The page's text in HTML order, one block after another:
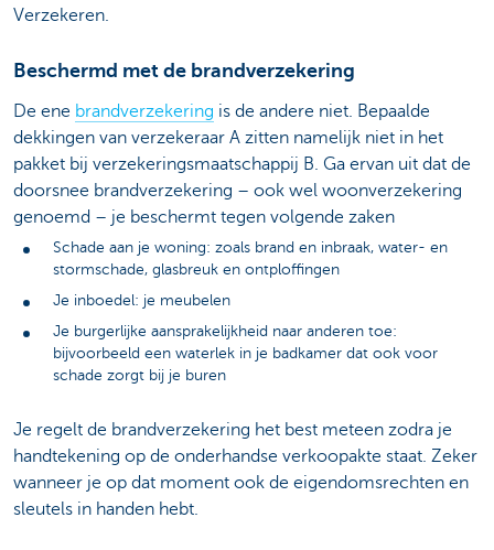
Verzekeren.
Beschermd met de brandverzekering
De ene brandverzekering is de andere niet. Bepaalde
dekkingen van verzekeraar A zitten namelijk niet in het
pakket bij verzekeringsmaatschappij B. Ga ervan uit dat de
doorsnee brandverzekering – ook wel woonverzekering
genoemd – je beschermt tegen volgende zaken
Schade aan je woning: zoals brand en inbraak, water- en
stormschade, glasbreuk en ontploffingen
Je inboedel: je meubelen
Je burgerlijke aansprakelijkheid naar anderen toe:
bijvoorbeeld een waterlek in je badkamer dat ook voor
schade zorgt bij je buren
Je regelt de brandverzekering het best meteen zodra je
handtekening op de onderhandse verkoopakte staat. Zeker
wanneer je op dat moment ook de eigendomsrechten en
sleutels in handen hebt.